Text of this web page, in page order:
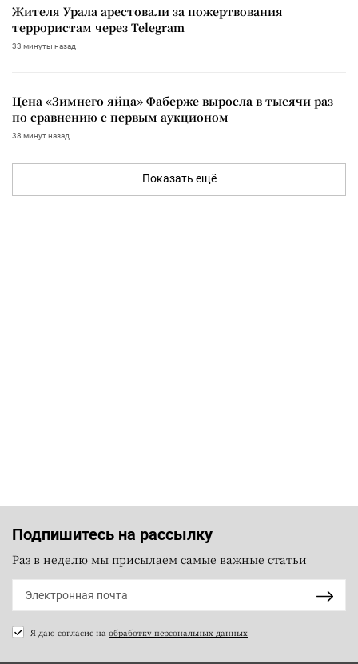
Жителя Урала арестовали за пожертвования
террористам через Telegram
33 минуты назад
Цена «Зимнего яйца» Фаберже выросла в тысячи раз
по сравнению с первым аукционом
38 минут назад
Показать ещё
Подпишитесь на рассылку
Раз в неделю мы присылаем самые важные статьи
Я даю согласие на обработку персональных данных